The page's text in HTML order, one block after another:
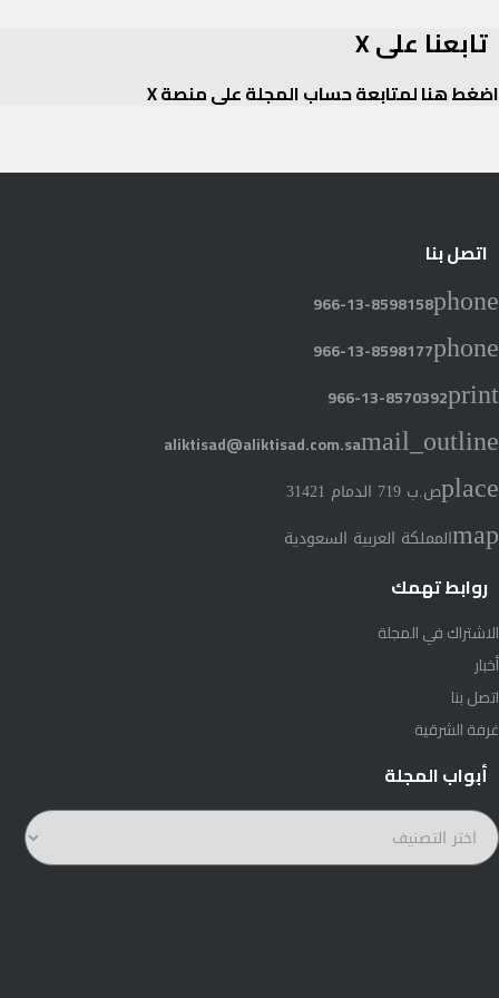
تابعنا على X
اضغط هنا لمتابعة حساب المجلة على منصة X
اتصل بنا
phone
966-13-8598158
phone
966-13-8598177
print
966-13-8570392
mail_outline
aliktisad@aliktisad.com.sa
placeص.ب 719 الدمام 31421
mapالمملكة العربية السعودية
روابط تهمك
الاشتراك في المجلة
أخبار
اتصل بنا
غرفة الشرقية
أبواب المجلة
أبواب
المجلة